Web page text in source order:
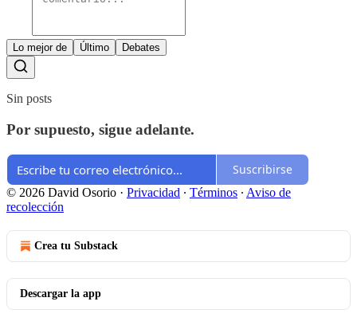
Lo mejor de Último Debates
Sin posts
Por supuesto, sigue adelante.
Suscribirse
© 2026 David Osorio · Privacidad ∙ Términos ∙ Aviso de
recolección
Crea tu Substack
Descargar la app